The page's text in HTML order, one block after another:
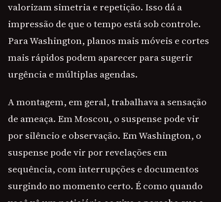
valorizam simetria e repetição. Isso dá a
impressão de que o tempo está sob controle.
Para Washington, planos mais móveis e cortes
mais rápidos podem aparecer para sugerir
urgência e múltiplas agendas.
A montagem, em geral, trabalhava a sensação
de ameaça. Em Moscou, o suspense pode vir
por silêncio e observação. Em Washington, o
suspense pode vir por revelações em
sequência, com interrupções e documentos
surgindo no momento certo. É como quando